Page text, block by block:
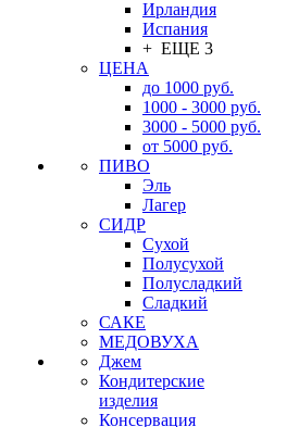
Ирландия
Испания
+ ЕЩЕ 3
ЦЕНА
до 1000 руб.
1000 - 3000 руб.
3000 - 5000 руб.
от 5000 руб.
ПИВО
Эль
Лагер
СИДР
Сухой
Полусухой
Полусладкий
Сладкий
САКЕ
МЕДОВУХА
Джем
Кондитерские
изделия
Консервация